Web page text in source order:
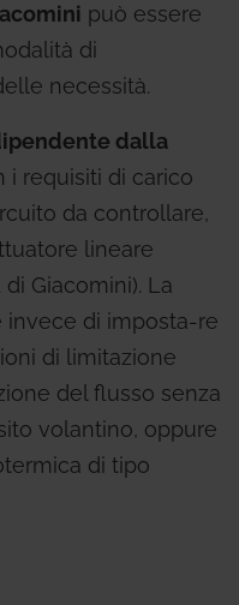
può essere
di
necessità.
dalla
i requisiti di carico
da controllare,
lineare
Giacomini). La
di imposta-re
di limitazione
del flusso senza
volantino, oppure
di tipo